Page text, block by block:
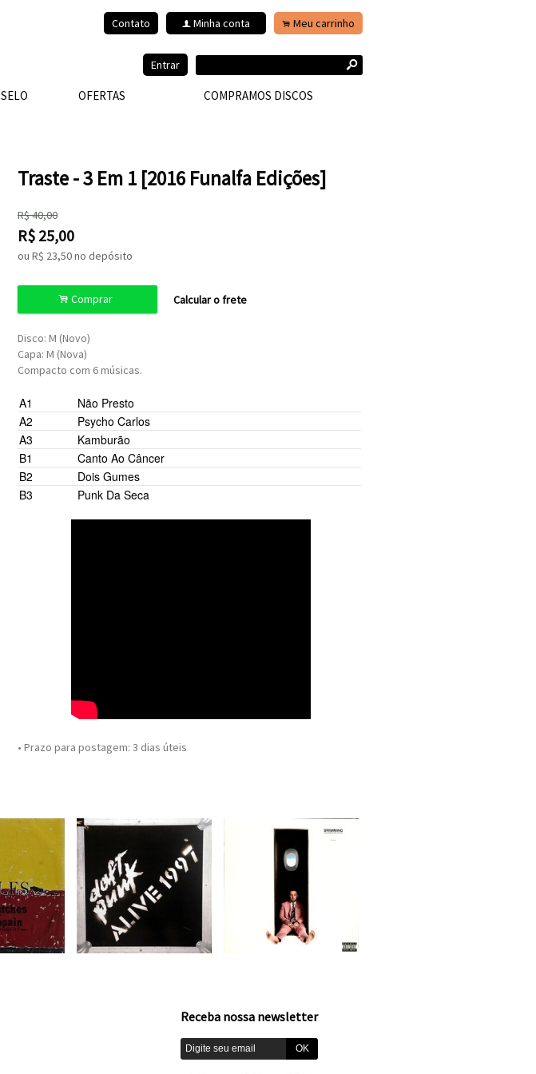
Contato f Minha conta . Meu carrinho
Entrar s
SELO OFERTAS COMPRAMOS DISCOS
Traste - 3 Em 1 [2016 Funalfa Edições]
R$40,00
R$ 25,00
ou R$ 23,50no depósito
. Comprar Calcular o frete
Disco: M (Novo)
Capa: M (Nova)
Compacto com 6 músicas.
A1
Não Presto
A2
Psycho Carlos
A3
Kamburão
B1
Canto Ao Câncer
B2
Dois Gumes
B3
Punk Da Seca
• Prazo para postagem: 3 dias úteis
Receba nossa newsletter